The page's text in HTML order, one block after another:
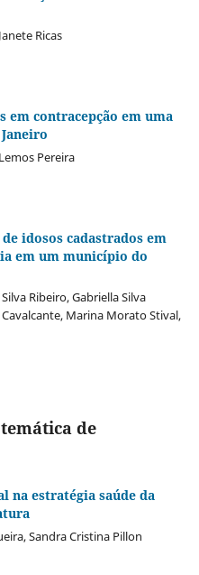
Ricas
em contracepção em uma
Pereira
idosos cadastrados em
em um município do
Ribeiro, Gabriella Silva
Marina Morato Stival,
de
na estratégia saúde da
Sandra Cristina Pillon